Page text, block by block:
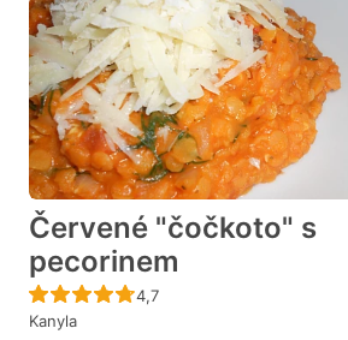
Červené "čočkoto" s
pecorinem
Recept ještě nebyl hodnocen
4,7
Kanyla